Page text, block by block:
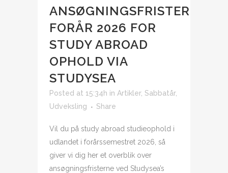
ANSØGNINGSFRISTER
FORÅR 2026 FOR
STUDY ABROAD
OPHOLD VIA
STUDYSEA
Posted at 15:34h in Artikler, Sabbatår,
Udveksling
Share
Vil du på study abroad studieophold i
udlandet i forårssemestret 2026, så
giver vi dig her et overblik over
ansøgningsfristerne ved Studysea’s